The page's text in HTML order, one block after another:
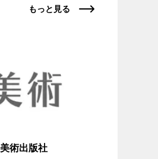
もっと見る
美術出版社